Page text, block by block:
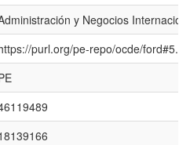
y Negocios
purl.org/pe-repo/ocde/